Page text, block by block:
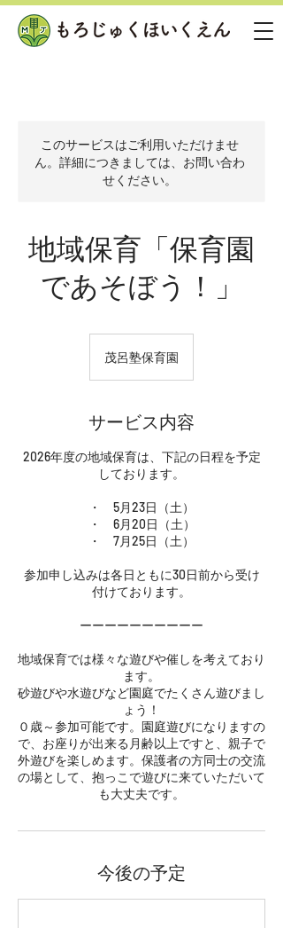
このサービスはご利用いただけませ
ん。詳細につきましては、お問い合わ
せください。
地域保育「保育園
であそぼう！」
茂呂塾保育園
サービス内容
2026年度の地域保育は、下記の日程を予定
しております。
・ 5月23日（土）
・ 6月20日（土）
・ 7月25日（土）
参加申し込みは各日ともに30日前から受け
付けております。
ーーーーーーーーーー
地域保育では様々な遊びや催しを考えており
ます。
砂遊びや水遊びなど園庭でたくさん遊びまし
ょう！
０歳～参加可能です。園庭遊びになりますの
で、お座りが出来る月齢以上ですと、親子で
外遊びを楽しめます。保護者の方同士の交流
の場として、抱っこで遊びに来ていただいて
も大丈夫です。
今後の予定